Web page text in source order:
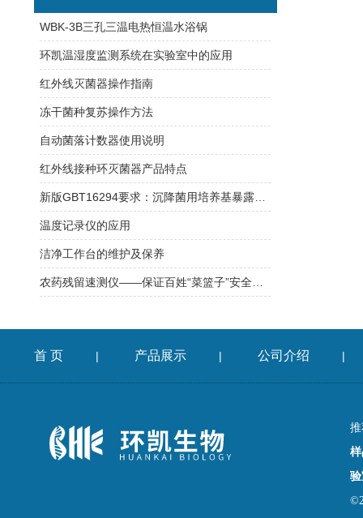
WBK-3B三孔三温电热恒温水浴锅
环凯温湿度监测系统在实验室中的应用
红外线灭菌器操作指南
冻干菌种复苏操作方法
自动菌落计数器使用说明
红外线接种环灭菌器产品特点
温度记录仪的应用
洁净工作台的维护及保养
首 页 | 产品展示 | 公司介绍 |